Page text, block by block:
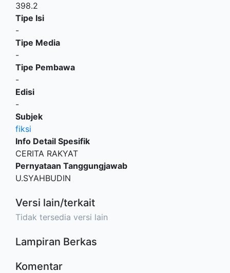
398.2
Tipe Isi
-
Tipe Media
-
Tipe Pembawa
-
Edisi
-
Subjek
fiksi
Info Detail Spesifik
CERITA RAKYAT
Pernyataan Tanggungjawab
U.SYAHBUDIN
Versi lain/terkait
Tidak tersedia versi lain
Lampiran Berkas
Komentar